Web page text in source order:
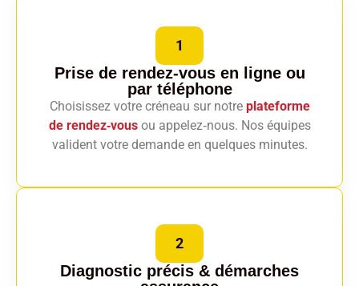
1
Prise de rendez-vous en ligne ou
par téléphone
Choisissez votre créneau sur notre plateforme
de rendez‑vousou appelez‑nous. Nos équipes
valident votre demande en quelques minutes.
2
Diagnostic précis & démarches